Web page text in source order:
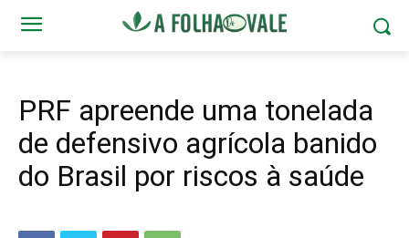
PRF apreende uma tonelada
de defensivo agrícola banido
do Brasil por riscos à saúde